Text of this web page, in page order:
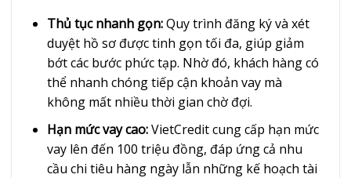
Thủ tục nhanh gọn:Quy trình đăng ký và xét
duyệt hồ sơ được tinh gọn tối đa, giúp giảm
bớt các bước phức tạp. Nhờ đó, khách hàng có
thể nhanh chóng tiếp cận khoản vay mà
không mất nhiều thời gian chờ đợi.
Hạn mức vay cao:VietCredit cung cấp hạn mức
vay lên đến 100 triệu đồng, đáp ứng cả nhu
cầu chi tiêu hàng ngày lẫn những kế hoạch tài